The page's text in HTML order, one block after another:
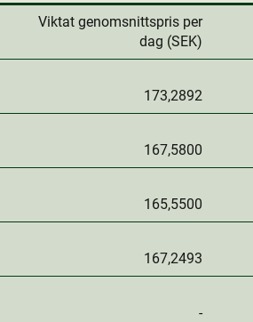
Viktat genomsnittspris per
dag (SEK)
173,2892
167,5800
165,5500
167,2493
-